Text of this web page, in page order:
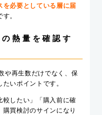
を必要としている層に届
。
熱量を確認す
や再生数だけでなく、保
いポイントです。
較したい」「購入前に確
買検討のサインになり